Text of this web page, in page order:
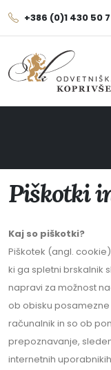
+386 (0)1 430 50
Piškotki
Kaj so piškotki?
Piškotek (angl.
ki ga spletni brskalnik
napravi za možnost
ob obisku
računalnik in so ob
prepoznavanje,
internetnih